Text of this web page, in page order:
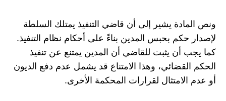
ونص المادة يشير إلى أن قاضي التنفيذ يمتلك السلطة
لإصدار حكم بحبس المدين بناءً على أحكام نظام التنفيذ.
كما يجب أن يثبت للقاضي أن المدين يمتنع عن تنفيذ
الحكم القضائي، وهذا الامتناع قد يشمل عدم دفع الديون
أو عدم الامتثال لقرارات المحكمة الأخرى.